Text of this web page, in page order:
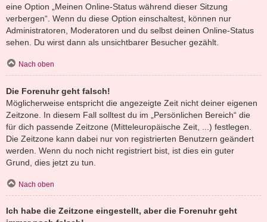
eine Option „Meinen Online-Status während dieser Sitzung
verbergen“. Wenn du diese Option einschaltest, können nur
Administratoren, Moderatoren und du selbst deinen Online-Status
sehen. Du wirst dann als unsichtbarer Besucher gezählt.
Nach oben
Die Forenuhr geht falsch!
Möglicherweise entspricht die angezeigte Zeit nicht deiner eigenen
Zeitzone. In diesem Fall solltest du im „Persönlichen Bereich“ die
für dich passende Zeitzone (Mitteleuropäische Zeit, ...) festlegen.
Die Zeitzone kann dabei nur von registrierten Benutzern geändert
werden. Wenn du noch nicht registriert bist, ist dies ein guter
Grund, dies jetzt zu tun.
Nach oben
Ich habe die Zeitzone eingestellt, aber die Forenuhr geht